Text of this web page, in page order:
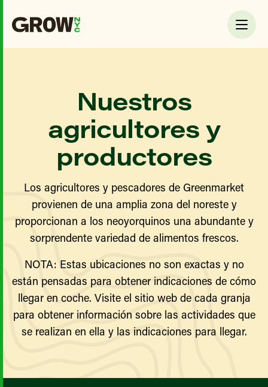
Nuestros
agricultores y
productores
Los agricultores y pescadores de Greenmarket
provienen de una amplia zona del noreste y
proporcionan a los neoyorquinos una abundante y
sorprendente variedad de alimentos frescos.
NOTA: Estas ubicaciones no son exactas y no
están pensadas para obtener indicaciones de cómo
llegar en coche. Visite el sitio web de cada granja
para obtener información sobre las actividades que
se realizan en ella y las indicaciones para llegar.